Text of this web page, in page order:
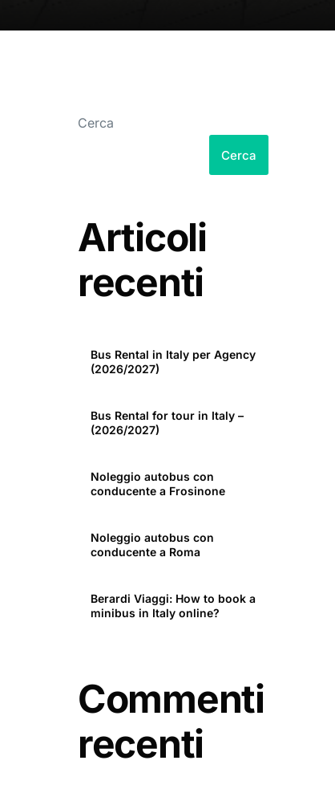
Cerca
Cerca
Articoli
recenti
Bus Rental in Italy per Agency
(2026/2027)
Bus Rental for tour in Italy –
(2026/2027)
Noleggio autobus con
conducente a Frosinone
Noleggio autobus con
conducente a Roma
Berardi Viaggi: How to book a
minibus in Italy online?
Commenti
recenti